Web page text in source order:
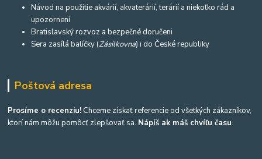
Návod na použitie akvárií, akvaterárií, terárií a niekoľko rád a
upozornení
Bratislavský rozvoz a bezpečné doručeni
Sera zasílá balíčky (Zásilkovna) i do České republiky
Poštová adresa
Prosíme o recenziu! Chceme získať referencie od všetkých zákazníkov,
ktorí nám môžu pomôcť zlepšovať sa. Nápíš ak máš chvíľu času.